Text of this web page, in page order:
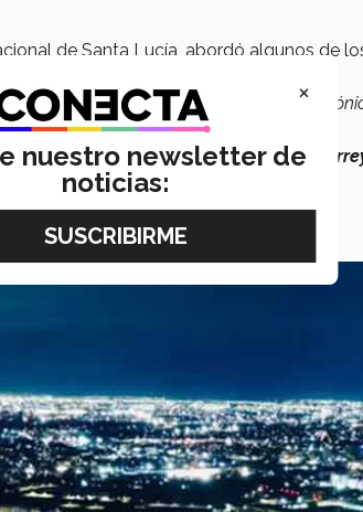
de Santa Lucía, abordó algunos de
edificios emblemáticos en arte
para resaltar lagrandeza de
×
nuestro newsletter de
noticias: